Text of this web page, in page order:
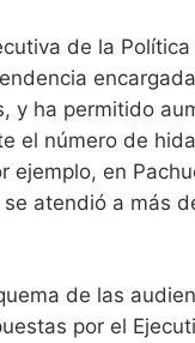
de la
y ha permitido
el número de
ejemplo, en
atendió a más
de las
por el